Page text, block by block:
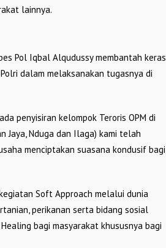
lainnya.
Pol Iqbal Alqudussy membantah keras
dalam melaksanakan tugasnya di
penyisiran kelompok Teroris OPM di
Jaya, Nduga dan Ilaga) kami telah
menciptakan suasana kondusif bagi
Soft Approach melalui dunia
perikanan serta bidang sosial
bagi masyarakat khususnya bagi